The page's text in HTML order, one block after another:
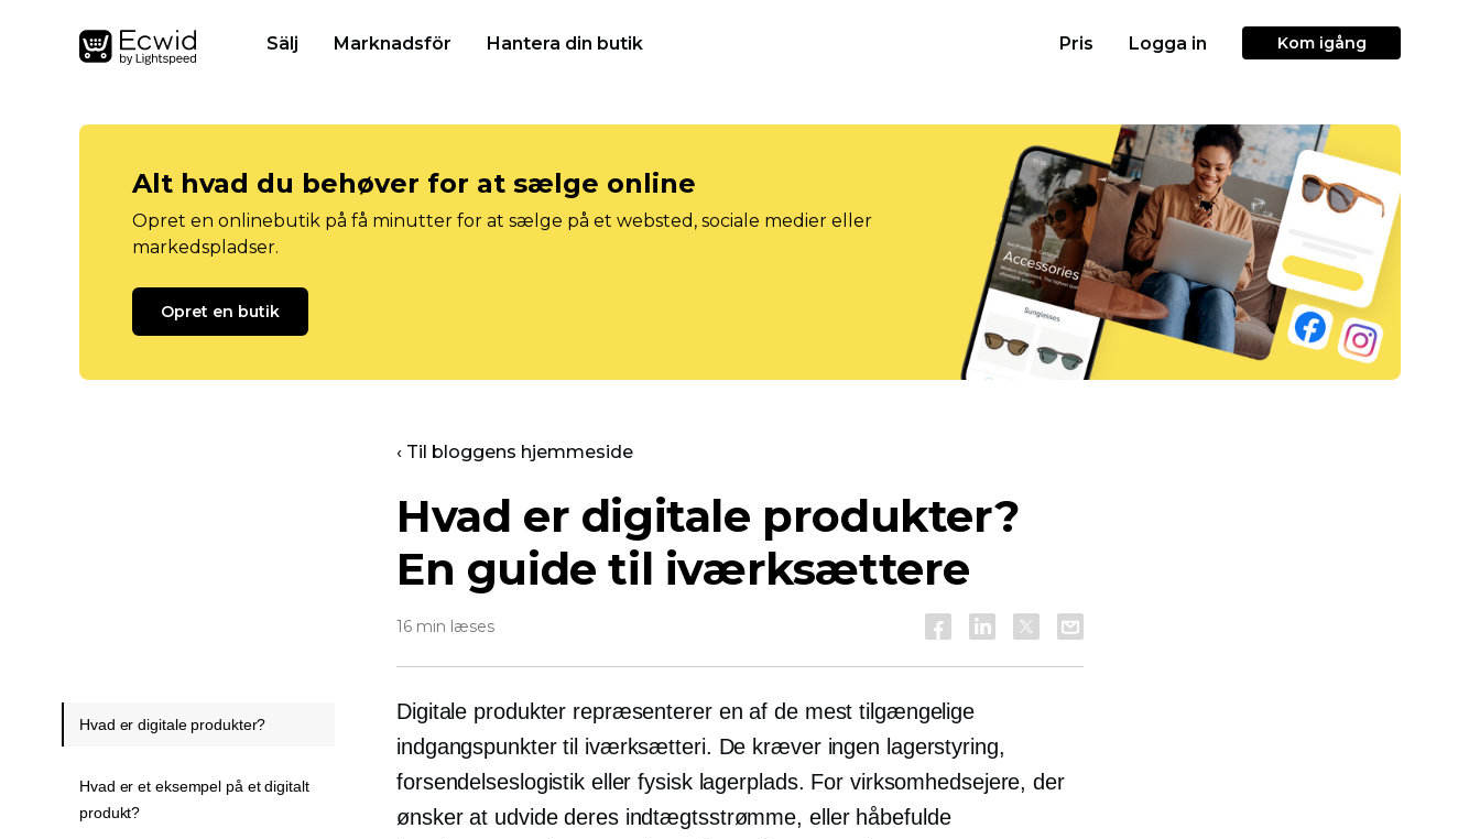
Sälj Marknadsför Hantera din butik Pris Logga in Kom igång
Alt hvad du behøver for at sælge online
Opret en onlinebutik på få minutter for at sælge på et websted, sociale medier eller
markedspladser.
Opret en butik
‹ Til bloggens hjemmeside
Hvad er digitale produkter?
En guide til iværksættere
16 min læses
Digitale produkter repræsenterer en af de mest tilgængelige
indgangspunkter til iværksætteri. De kræver ingen lagerstyring,
forsendelseslogistik eller fysisk lagerplads. For virksomhedsejere, der
ønsker at udvide deres indtægtsstrømme, eller håbefulde
Hvad er digitale produkter?
Hvad er et eksempel på et digitalt
produkt?